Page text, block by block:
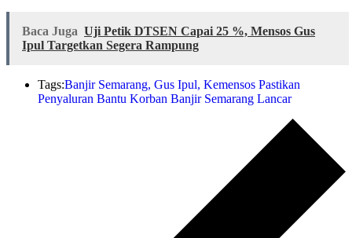
Baca Juga Uji Petik DTSEN Capai 25 %, Mensos Gus
Ipul Targetkan Segera Rampung
Tags:Banjir Semarang, Gus Ipul, Kemensos Pastikan
Penyaluran Bantu Korban Banjir Semarang Lancar